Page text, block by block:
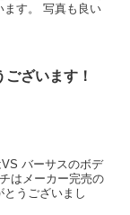
ます。 写真も良い
ざいます！
バーサスのボデ
はメーカー完売の
うございまし